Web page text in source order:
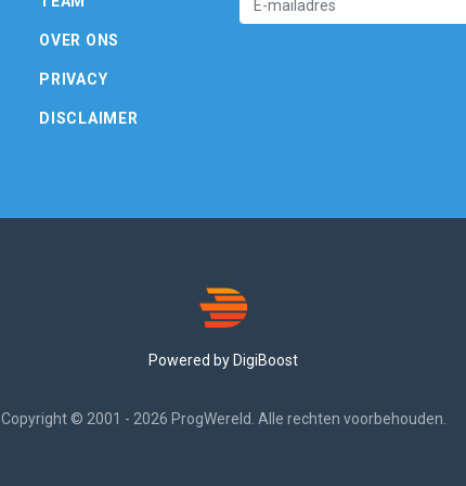
OVER ONS
PRIVACY
DISCLAIMER
Powered by DigiBoost
Copyright © 2001 - 2026 ProgWereld. Alle rechten voorbehouden.